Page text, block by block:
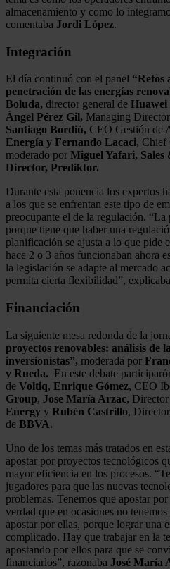
almacenamiento y como lo
comentaba Jordi López.
Integración
El día continuó con el panel “Retos
penetración de las energías
Boluda, director general de Huawei
Ángel Pérez Gil, Managing
Santiago Bordiú, CEO Gestión de
Energía y Fernando Lacaci, Chief
moderado por Miguel Yafari, Sales
Director, Prediktor.
Durante esta ponencia los expertos
a los que se enfrentan este tipo de
preocupante el de la regulación. “La
porque tiene que haber una
planificación se ajusta a lo que pide
hace 2 o 3 años funcionaban ahora
la legislación se adapte al mercado
permita cierta flexibilidad”, explicaba
Financiación
La siguiente mesa redonda de la
proyectos renovables: análisis de
inversionistas”, moderada por
y Rueda. En este debate
de Voltiq, Enrique Gómez, CEO
Group, Jose María Arzac,
Energy y Rubén Castrillo,
de BBVA.
Uno de los temas más tratados en
apostar por proyectos tecnológicos
mayor eficiencia en los procesos.
jugadores para que las nuevas
problemas. Tenemos que apostar
verdad que en ocasiones no
apostar por ellas, porque lograr una
complicado. Hay que trabajar en la
apostando por ellos para que se
financiarlos”, razonaba José María